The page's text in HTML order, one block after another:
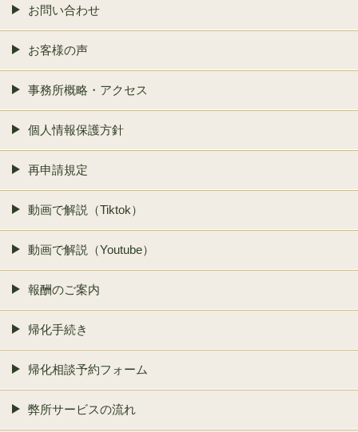
お問い合わせ
お客様の声
事務所概略・アクセス
個人情報保護方針
再申請規定
動画で解説（Tiktok）
動画で解説（Youtube）
報酬のご案内
帰化手続き
帰化相談予約フォーム
弊所サービスの流れ